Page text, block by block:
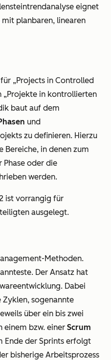
eignet
planbaren, linearen
„Projects in Controlled
„Projekte in kontrollierten
baut auf dem
und
zu definieren. Hierzu
Bereiche, in denen zum
Phase oder die
werden.
ist vorrangig für
ausgelegt.
Methoden.
Der Ansatz hat
Dabei
sogenannte
über ein bis zwei
einem bzw. einer Scrum
Ende der Sprints erfolgt
bisherige Arbeitsprozess